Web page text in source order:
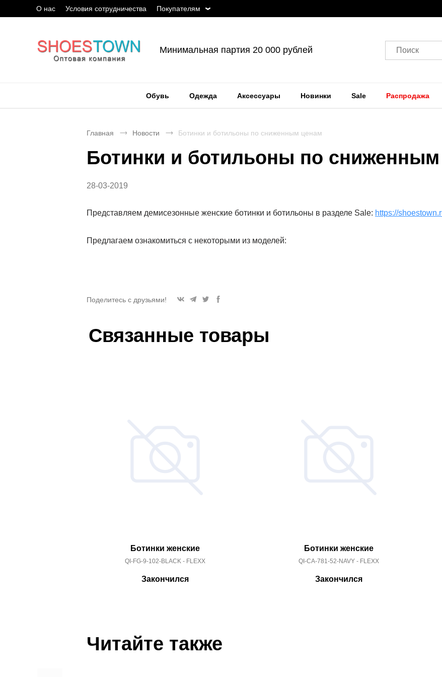
О нас Условия сотрудничества Покупателям
Минимальная партия 20 000 рублей Поиск
Обувь Одежда Аксессуары Новинки Sale Распродажа
Главная Новости Ботинки и ботильоны по сниженным ценам
Ботинки и ботильоны по
28-03-2019
Представляем демисезонные женские ботинки и ботильоны в разделе Sale: https://
Предлагаем ознакомиться с некоторыми из моделей:
Поделитесь с друзьями!
Связанные товары
Ботинки женские
QI-FG-9-102-BLACK - FLEXX
Закончился
Ботинки женские
QI-CA-781-52-NAVY - FLEXX
Закончился
Читайте также